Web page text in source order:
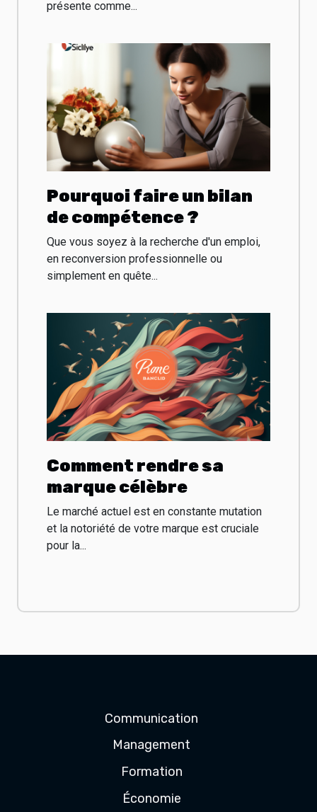
présente comme...
Pourquoi faire un bilan
de compétence ?
Que vous soyez à la recherche d'un emploi,
en reconversion professionnelle ou
simplement en quête...
Comment rendre sa
marque célèbre
Le marché actuel est en constante mutation
et la notoriété de votre marque est cruciale
pour la...
Communication
Management
Formation
Économie